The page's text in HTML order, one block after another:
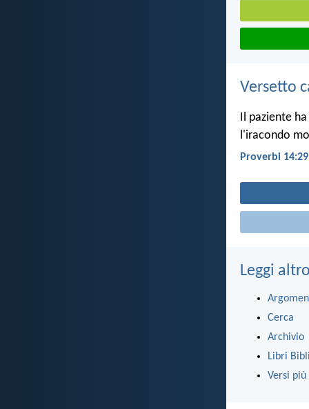
Versetto
Il paziente
l'iracondo
Proverbi 14:29
Leggi
Cerca
Archivio
Libri
Versi